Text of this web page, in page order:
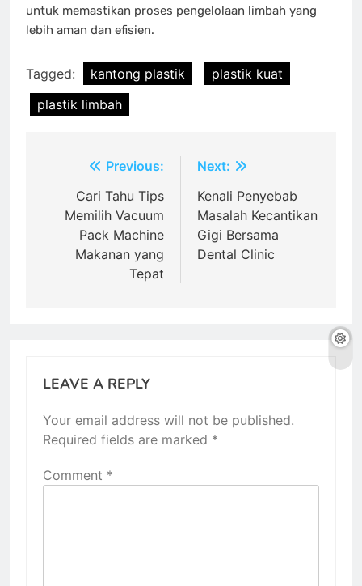
untuk memastikan proses pengelolaan limbah yang
lebih aman dan efisien.
Tagged: kantong plastik
plastik kuat
plastik limbah
navigation
Previous:
Cari Tahu Tips
Memilih Vacuum
Pack Machine
Makanan yang
Tepat
Next:
Kenali Penyebab
Masalah Kecantikan
Gigi Bersama
Dental Clinic
LEAVE A REPLY
Your email address will not be published.
Required fields are marked *
Comment *